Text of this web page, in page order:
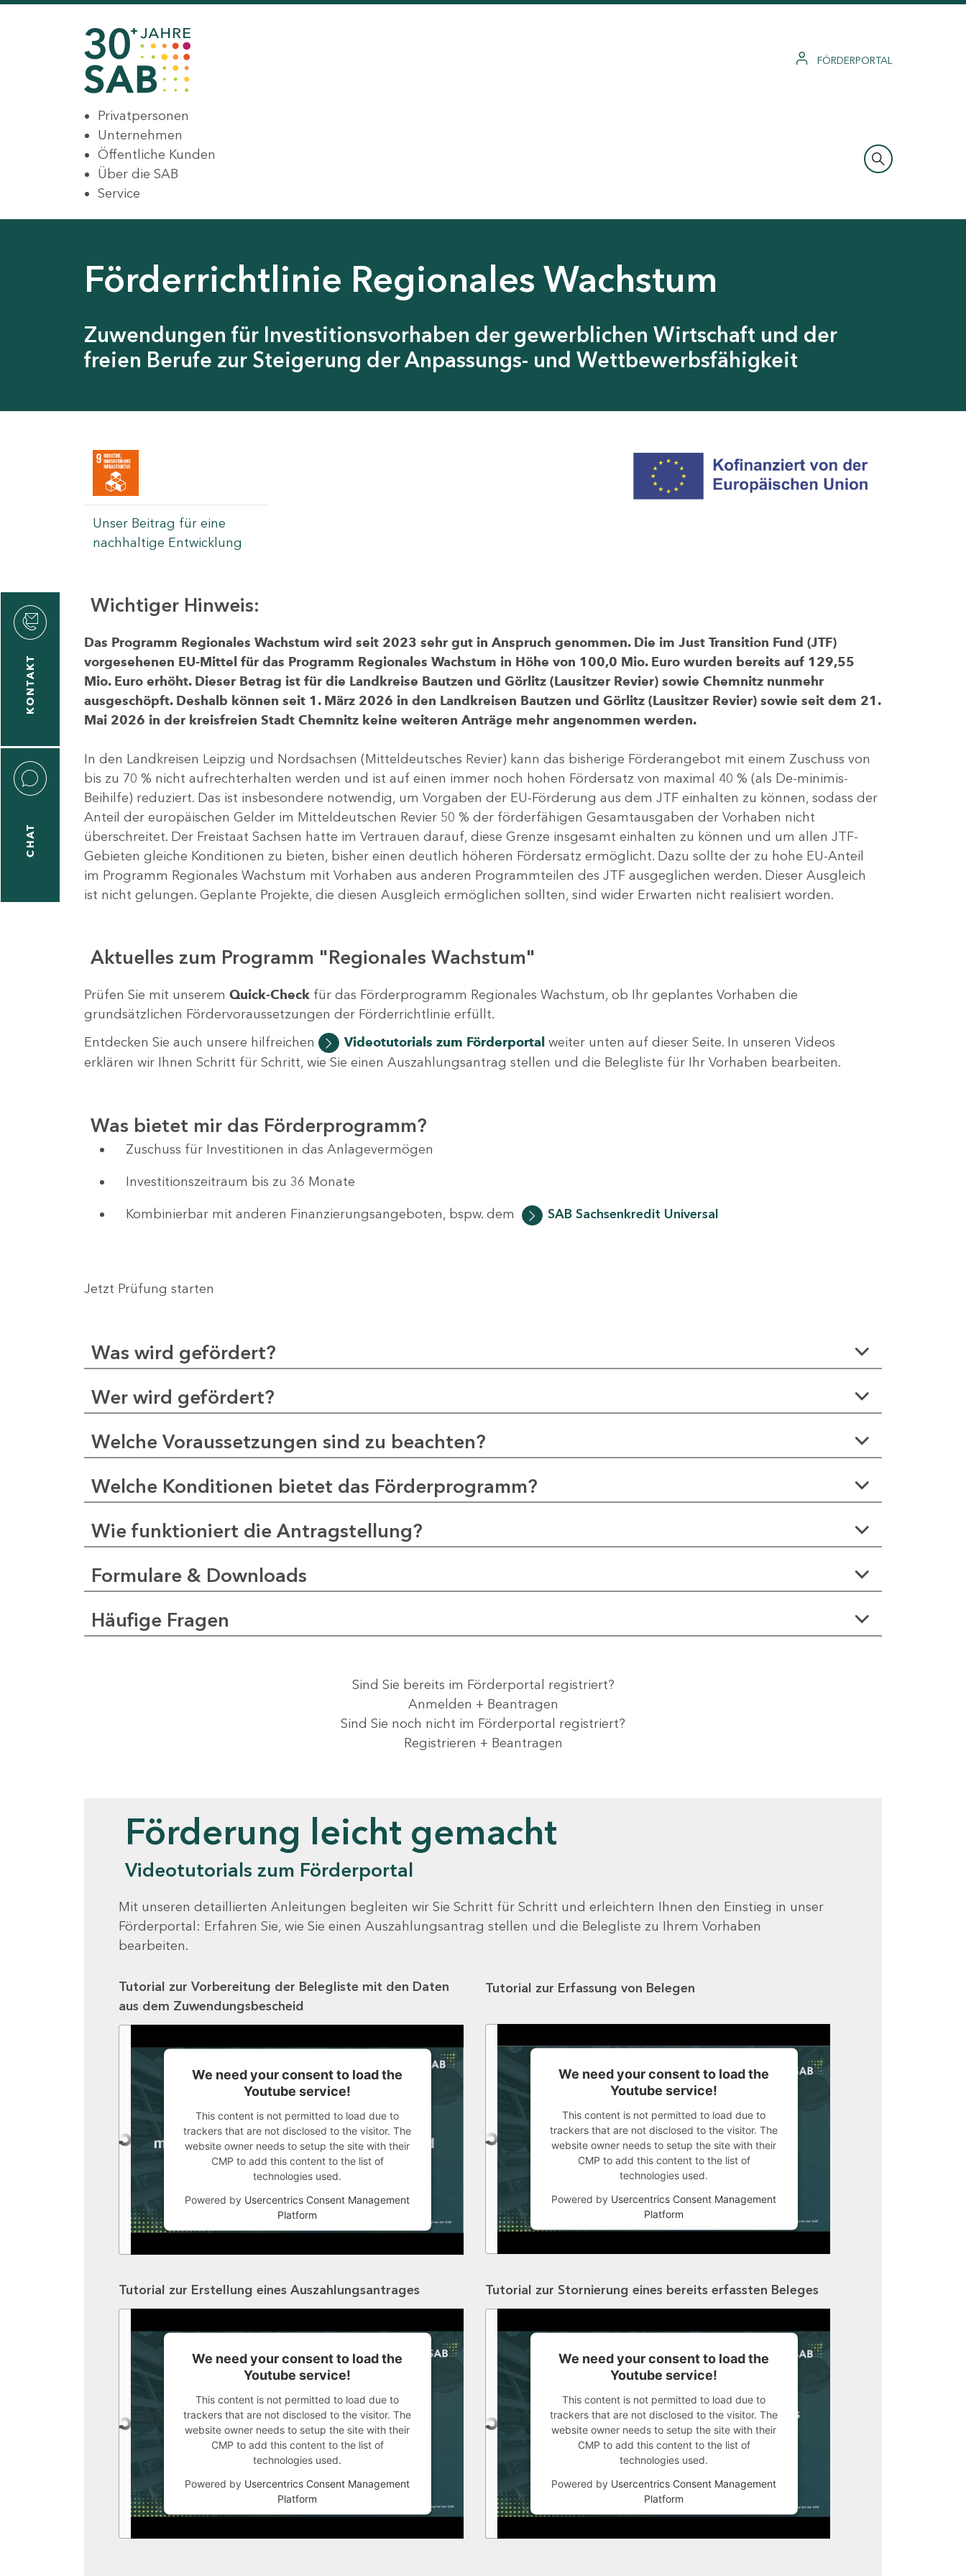
FÖRDERPORTAL
Privatpersonen
Unternehmen
Öffentliche Kunden
Über die SAB
Service
Förderrichtlinie Regionales Wachstum
Zuwendungen für Investitionsvorhaben der gewerblichen Wirtschaft und der
freien Berufe zur Steigerung der Anpassungs- und Wettbewerbsfähigkeit
Unser Beitrag für eine
nachhaltige Entwicklung
KONTAKT
CHAT
Wichtiger Hinweis:
Das Programm Regionales Wachstum wird seit 2023 sehr gut in Anspruch genommen. Die im Just Transition Fund (JTF)
vorgesehenen EU-Mittel für das Programm Regionales Wachstum in Höhe von 100,0 Mio. Euro wurden bereits auf 129,55
Mio. Euro erhöht. Dieser Betrag ist für die Landkreise Bautzen und Görlitz (Lausitzer Revier) sowie Chemnitz nunmehr
ausgeschöpft. Deshalb können seit 1. März 2026 in den Landkreisen Bautzen und Görlitz (Lausitzer Revier) sowie seit dem 21.
Mai 2026 in der kreisfreien Stadt Chemnitz keine weiteren Anträge mehr angenommen werden.
In den Landkreisen Leipzig und Nordsachsen (Mitteldeutsches Revier) kann das bisherige Förderangebot mit einem Zuschuss von
bis zu 70 % nicht aufrechterhalten werden und ist auf einen immer noch hohen Fördersatz von maximal 40 % (als De-minimis-
Beihilfe) reduziert. Das ist insbesondere notwendig, um Vorgaben der EU-Förderung aus dem JTF einhalten zu können, sodass der
Anteil der europäischen Gelder im Mitteldeutschen Revier 50 % der förderfähigen Gesamtausgaben der Vorhaben nicht
überschreitet. Der Freistaat Sachsen hatte im Vertrauen darauf, diese Grenze insgesamt einhalten zu können und um allen JTF-
Gebieten gleiche Konditionen zu bieten, bisher einen deutlich höheren Fördersatz ermöglicht. Dazu sollte der zu hohe EU-Anteil
im Programm Regionales Wachstum mit Vorhaben aus anderen Programmteilen des JTF ausgeglichen werden. Dieser Ausgleich
ist nicht gelungen. Geplante Projekte, die diesen Ausgleich ermöglichen sollten, sind wider Erwarten nicht realisiert worden.
Aktuelles zum Programm "Regionales Wachstum"
Prüfen Sie mit unserem Quick-Check für das Förderprogramm Regionales Wachstum, ob Ihr geplantes Vorhaben die
grundsätzlichen Fördervoraussetzungen der Förderrichtlinie erfüllt.
Entdecken Sie auch unsere hilfreichen
Videotutorials zum Förderportalweiter unten auf dieser Seite. In unseren Videos
erklären wir Ihnen Schritt für Schritt, wie Sie einen Auszahlungsantrag stellen und die Belegliste für Ihr Vorhaben bearbeiten.
Was bietet mir das Förderprogramm?
Zuschuss für Investitionen in das Anlagevermögen
Investitionszeitraum bis zu 36 Monate
Kombinierbar mit anderen Finanzierungsangeboten, bspw. dem SAB Sachsenkredit Universal
Jetzt Prüfung starten
Was wird gefördert?
Wer wird gefördert?
Welche Voraussetzungen sind zu beachten?
Welche Konditionen bietet das Förderprogramm?
Wie funktioniert die Antragstellung?
Formulare & Downloads
Häufige Fragen
Sind Sie bereits im Förderportal registriert?
Anmelden + Beantragen
Sind Sie noch nicht im Förderportal registriert?
Registrieren + Beantragen
Förderung leicht gemacht
Videotutorials zum Förderportal
Mit unseren detaillierten Anleitungen begleiten wir Sie Schritt für Schritt und erleichtern Ihnen den Einstieg in unser
Förderportal: Erfahren Sie, wie Sie einen Auszahlungsantrag stellen und die Belegliste zu Ihrem Vorhaben
bearbeiten.
Tutorial zur Vorbereitung der Belegliste mit den Daten
aus dem Zuwendungsbescheid
We need your consent to load the
Youtube service!
This content is not permitted to load due to
trackers that are not disclosed to the visitor. The
website owner needs to setup the site with their
CMP to add this content to the list of
technologies used.
Powered by Usercentrics Consent Management
Platform
Tutorial zur Erfassung von Belegen
We need your consent to load the
Youtube service!
This content is not permitted to load due to
trackers that are not disclosed to the visitor. The
website owner needs to setup the site with their
CMP to add this content to the list of
technologies used.
Powered by Usercentrics Consent Management
Platform
Tutorial zur Erstellung eines Auszahlungsantrages
We need your consent to load the
Youtube service!
This content is not permitted to load due to
trackers that are not disclosed to the visitor. The
website owner needs to setup the site with their
CMP to add this content to the list of
technologies used.
Powered by Usercentrics Consent Management
Platform
Tutorial zur Stornierung eines bereits erfassten Beleges
We need your consent to load the
Youtube service!
This content is not permitted to load due to
trackers that are not disclosed to the visitor. The
website owner needs to setup the site with their
CMP to add this content to the list of
technologies used.
Powered by Usercentrics Consent Management
Platform